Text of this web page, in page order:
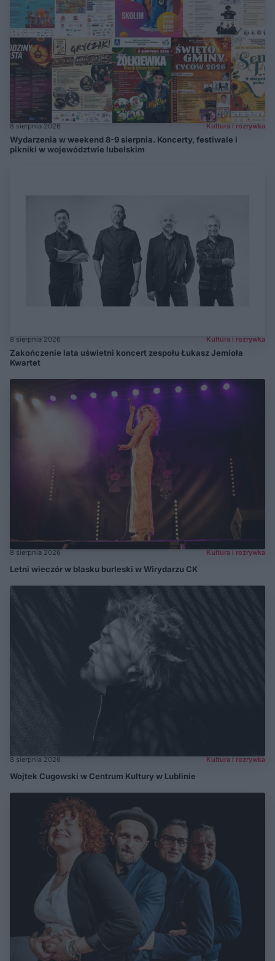
8 sierpnia 2026 Kultura i rozrywka
Wydarzenia w weekend 8-9 sierpnia. Koncerty, festiwale i
pikniki w województwie lubelskim
8 sierpnia 2026 Kultura i rozrywka
Zakończenie lata uświetni koncert zespołu Łukasz Jemioła
Kwartet
8 sierpnia 2026 Kultura i rozrywka
Letni wieczór w blasku burleski w Wirydarzu CK
8 sierpnia 2026 Kultura i rozrywka
Wojtek Cugowski w Centrum Kultury w Lublinie